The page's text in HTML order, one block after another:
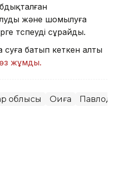
және шомылуға
түспеуді сұрайды.
суға батып кеткен алты
жұмды.
облысы Оқиға